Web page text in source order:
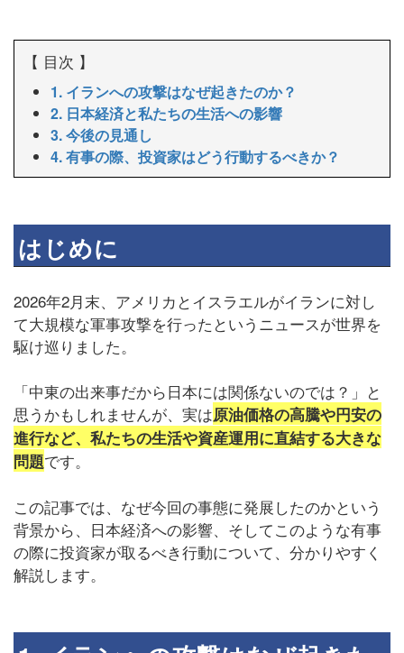
【 目次 】
1. イランへの攻撃はなぜ起きたのか？
2. 日本経済と私たちの生活への影響
3. 今後の見通し
4. 有事の際、投資家はどう行動するべきか？
はじめに
2026年2月末、アメリカとイスラエルがイランに対し
て大規模な軍事攻撃を行ったというニュースが世界を
駆け巡りました。
「中東の出来事だから日本には関係ないのでは？」と
思うかもしれませんが、実は原油価格の高騰や円安の
進行など、私たちの生活や資産運用に直結する大きな
問題です。
この記事では、なぜ今回の事態に発展したのかという
背景から、日本経済への影響、そしてこのような有事
の際に投資家が取るべき行動について、分かりやすく
解説します。